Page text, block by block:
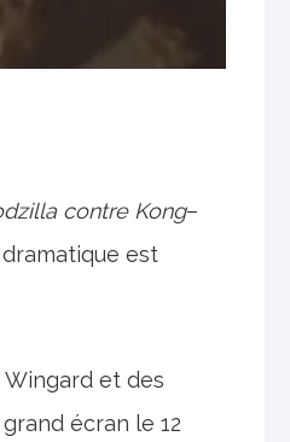
contre Kong–
est
et des
écran le 12